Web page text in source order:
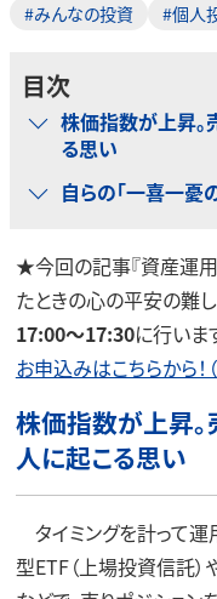
#みんなの投資 #個人
目次
株価指数が上昇。
る思い
自らの「一喜一憂
★今回の記事『資産運
たときの心の平安の難し
17:00～17:30に行いま
お申込みはこちらから！
株価指数が上昇。
人に起こる思い
タイミングを計って運
型ETF（上場投資信託）